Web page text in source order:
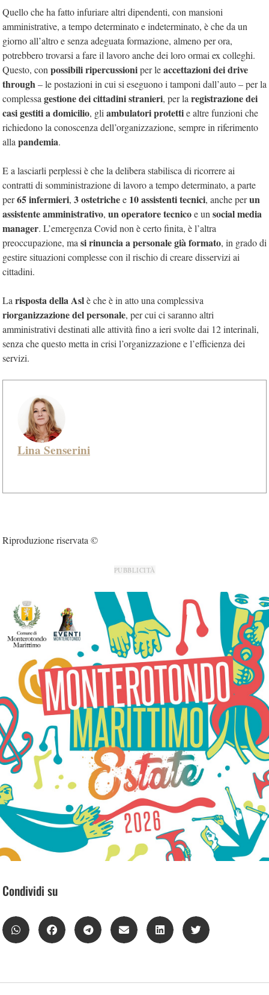
Quello che ha fatto infuriare altri dipendenti, con mansioni
amministrative, a tempo determinato e indeterminato, è che da un
giorno all’altro e senza adeguata formazione, almeno per ora,
potrebbero trovarsi a fare il lavoro anche dei loro ormai ex colleghi.
Questo, con possibili ripercussioniper leaccettazioni dei drive
through– le postazioni in cui si eseguono i tamponi dall’auto – per la
complessa gestione dei cittadini stranieri, per la registrazione dei
casi gestiti a domicilio, gli ambulatori protettie altre funzioni che
richiedono la conoscenza dell’organizzazione, sempre in riferimento
alla pandemia.
E a lasciarli perplessi è che la delibera stabilisca di ricorrere ai
contratti di somministrazione di lavoro a tempo determinato, a parte
per65 infermieri, 3 ostetrichee 10 assistenti tecnici, anche perun
assistente amministrativo, un operatore tecnicoe un social media
manager. L’emergenza Covid non è certo finita, è l’altra
preoccupazione, ma si rinuncia a personale già formato, in grado di
gestire situazioni complesse con il rischio di creare disservizi ai
cittadini.
La risposta della Aslè che è in atto una complessiva
riorganizzazione del personale, per cui ci saranno altri
amministrativi destinati alle attività fino a ieri svolte dai 12 interinali,
senza che questo metta in crisi l’organizzazione e l’efficienza dei
servizi.
Lina Senserini
Riproduzione riservata ©
PUBBLICITÀ
Condividi su